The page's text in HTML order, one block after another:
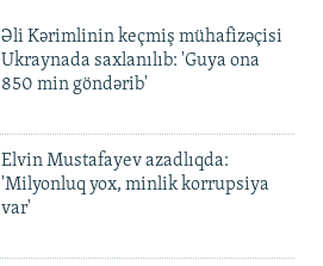
Əli Kərimlinin keçmiş mühafizəçisi
Ukraynada saxlanılıb: 'Guya ona
850 min göndərib'
Elvin Mustafayev azadlıqda:
'Milyonluq yox, minlik korrupsiya
var'